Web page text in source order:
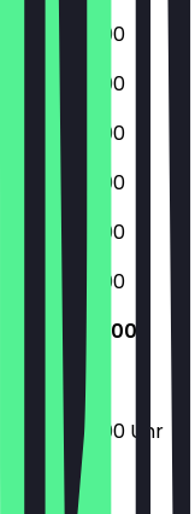
10:00 - 23:00
10:00 - 23:00
10:00 - 23:00
10:00 - 23:00
10:00 - 23:00
10:00 - 23:00
10:00 - 23:00
10:00 - 23:00 Uhr